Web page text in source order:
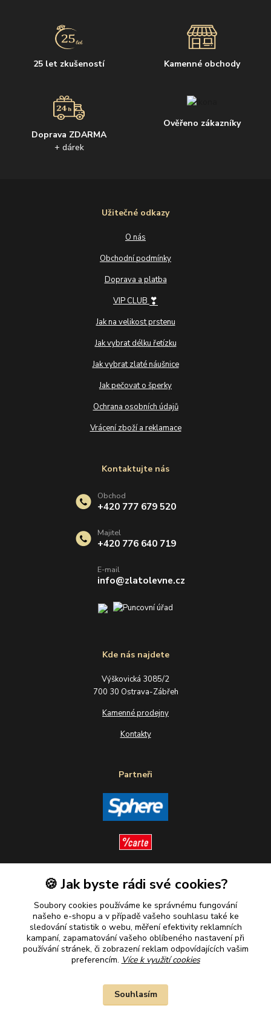
25 let zkušeností Kamenné obchody
Doprava ZDARMA
+ dárek
Ověřeno zákazníky
Užitečné odkazy
O nás
Obchodní podmínky
Doprava a platba
VIP CLUB ❣
Jak na velikost prstenu
Jak vybrat délku řetízku
Jak vybrat zlaté náušnice
Jak pečovat o šperky
Ochrana osobních údajů
Vrácení zboží a reklamace
Kde nás najdete
Výškovická 3085/2
700 30 Ostrava-Zábřeh
Kamenné prodejny
Kontakty
Partneři
Sledujte nás
Plaťte u nás bezpečně
Kontaktujte nás
Obchod
+420 777 679 520
Majitel
+420 776 640 719
E-mail
info@zlatolevne.cz
🍪 Jak byste rádi své cookies?
Soubory cookies používáme ke správnému fungování
našeho e-shopu a v případě vašeho souhlasu také ke
sledování statistik o webu, měření efektivity reklamních
kampaní, zapamatování vašeho oblíbeného nastavení při
používání stránek, či zobrazení reklam odpovídajících vašim
preferencím. Více k využití cookies
Souhlasím